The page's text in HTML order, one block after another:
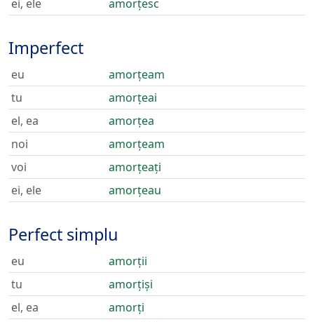
ei, ele
amorțesc
Imperfect
eu
amorțeam
tu
amorțeai
el, ea
amorțea
noi
amorțeam
voi
amorțeați
ei, ele
amorțeau
Perfect simplu
eu
amorții
tu
amorțiși
el, ea
amorți